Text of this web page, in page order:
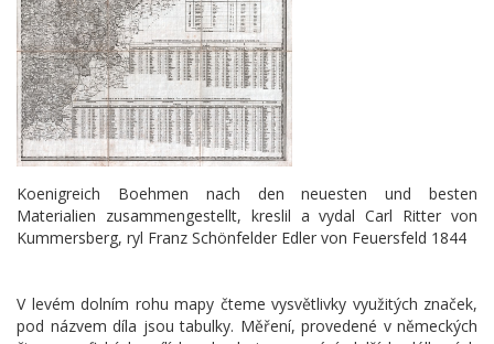
Koenigreich Boehmen nach den neuesten und besten
Materialien zusammengestellt, kreslil a vydal Carl Ritter von
Kummersberg, ryl Franz Schönfelder Edler von Feuersfeld 1844
V levém dolním rohu mapy čteme vysvětlivky využitých značek,
pod názvem díla jsou tabulky. Měření, provedené v německých